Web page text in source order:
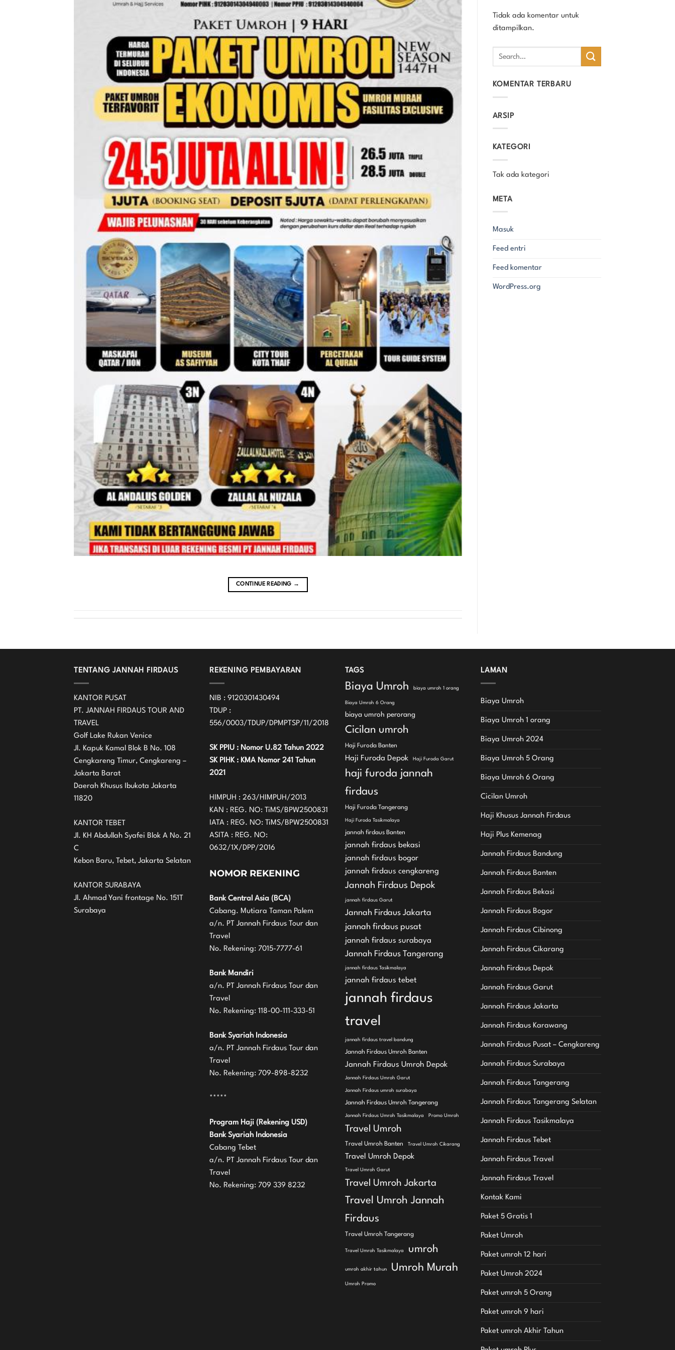
CONTINUE READING →
Tidak ada komentar untuk
ditampilkan.
KOMENTAR TERBARU
ARSIP
KATEGORI
Tak ada kategori
META
Masuk
Feed entri
Feed komentar
WordPress.org
TENTANG JANNAH FIRDAUS
KANTOR PUSAT
PT. JANNAH FIRDAUS TOUR AND
TRAVEL
Golf Lake Rukan Venice
Jl. Kapuk Kamal Blok B No. 108
Cengkareng Timur, Cengkareng –
Jakarta Barat
Daerah Khusus Ibukota Jakarta
11820
KANTOR TEBET
Jl. KH Abdullah Syafei Blok A No. 21
C
Kebon Baru, Tebet, Jakarta Selatan
KANTOR SURABAYA
Jl. Ahmad Yani frontage No. 151T
Surabaya
REKENING PEMBAYARAN
NIB : 9120301430494
TDUP :
556/0003/TDUP/DPMPTSP/11/2018
SK PPIU : Nomor U.82 Tahun 2022
SK PIHK : KMA Nomor 241 Tahun
2021
HIMPUH : 263/HIMPUH/2013
KAN : REG. NO: TiMS/BPW2500831
IATA : REG. NO: TiMS/BPW2500831
ASITA : REG. NO:
0632/1X/DPP/2016
NOMOR REKENING
Bank Central Asia (BCA)
Cabang. Mutiara Taman Palem
a/n. PT Jannah Firdaus Tour dan
Travel
No. Rekening: 7015-7777-61
Bank Mandiri
a/n. PT Jannah Firdaus Tour dan
Travel
No. Rekening: 118-00-111-333-51
Bank Syariah Indonesia
a/n. PT Jannah Firdaus Tour dan
Travel
No. Rekening: 709-898-8232
*****
Program Haji (Rekening USD)
Bank Syariah Indonesia
Cabang Tebet
a/n. PT Jannah Firdaus Tour dan
Travel
No. Rekening: 709 339 8232
TAGS
Biaya Umroh biaya umroh 1 orang
Biaya Umroh 6 Orang
biaya umroh perorang
Cicilan umroh
Haji Furoda Banten
Haji Furoda Depok Haji Furoda Garut
haji furoda jannah
firdaus
Haji Furoda Tangerang
Haji Furoda Tasikmalaya
jannah firdaus Banten
jannah firdaus bekasi
jannah firdaus bogor
jannah firdaus cengkareng
Jannah Firdaus Depok
jannah firdaus Garut
Jannah Firdaus Jakarta
jannah firdaus pusat
jannah firdaus surabaya
Jannah Firdaus Tangerang
jannah firdaus Tasikmalaya
jannah firdaus tebet
jannah firdaus
travel
jannah firdaus travel bandung
Jannah Firdaus Umroh Banten
Jannah Firdaus Umroh Depok
Jannah Firdaus Umroh Garut
Jannah Firdaus umroh surabaya
Jannah Firdaus Umroh Tangerang
Jannah Firdaus Umroh Tasikmalaya Promo Umroh
Travel Umroh
Travel Umroh Banten Travel Umroh Cikarang
Travel Umroh Depok
Travel Umroh Garut
Travel Umroh Jakarta
Travel Umroh Jannah
Firdaus
Travel Umroh Tangerang
Travel Umroh Tasikmalaya umroh
umroh akhir tahun Umroh Murah
Umroh Promo
LAMAN
Biaya Umroh
Biaya Umroh 1 orang
Biaya Umroh 2024
Biaya Umroh 5 Orang
Biaya Umroh 6 Orang
Cicilan Umroh
Haji Khusus Jannah Firdaus
Haji Plus Kemenag
Jannah Firdaus Bandung
Jannah Firdaus Banten
Jannah Firdaus Bekasi
Jannah Firdaus Bogor
Jannah Firdaus Cibinong
Jannah Firdaus Cikarang
Jannah Firdaus Depok
Jannah Firdaus Garut
Jannah Firdaus Jakarta
Jannah Firdaus Karawang
Jannah Firdaus Pusat – Cengkareng
Jannah Firdaus Surabaya
Jannah Firdaus Tangerang
Jannah Firdaus Tangerang Selatan
Jannah Firdaus Tasikmalaya
Jannah Firdaus Tebet
Jannah Firdaus Travel
Jannah Firdaus Travel
Kontak Kami
Paket 5 Gratis 1
Paket Umroh
Paket umroh 12 hari
Paket Umroh 2024
Paket umroh 5 Orang
Paket umroh 9 hari
Paket umroh Akhir Tahun